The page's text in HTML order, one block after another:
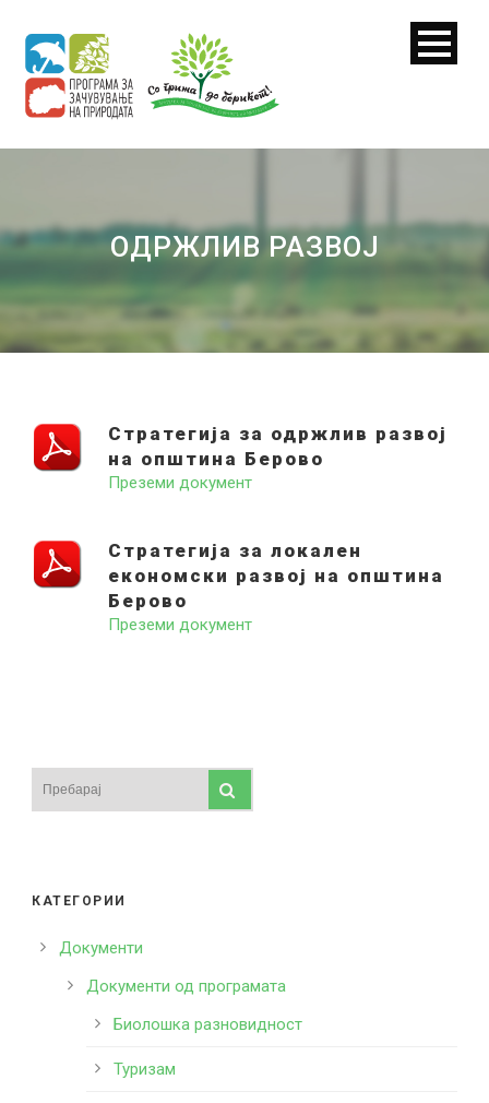
Search for:
ОДРЖЛИВ РАЗВОЈ
Стратегија за одржлив развој
на општина Берово
Преземи документ
Стратегија за локален
економски развој на општина
Берово
Преземи документ
КАТЕГОРИИ
Документи
Документи од програмата
Биолошка разновидност
Туризам